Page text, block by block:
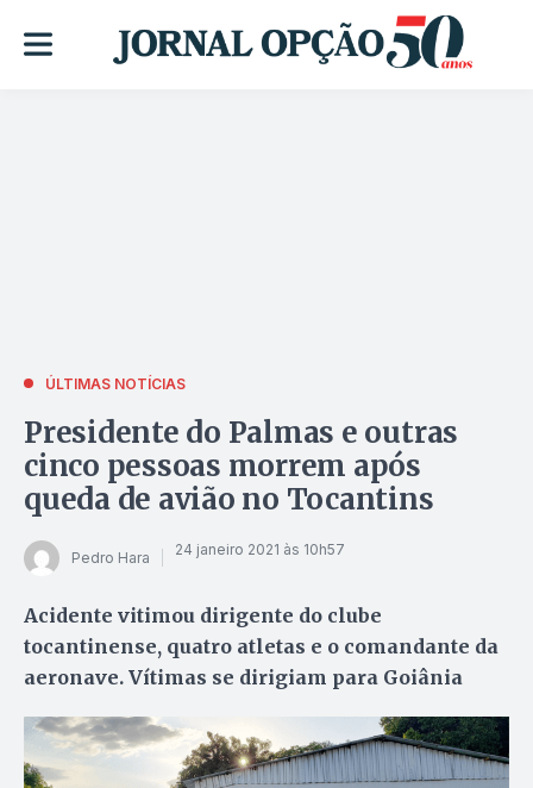
ÚLTIMAS NOTÍCIAS
Presidente do Palmas e outras
cinco pessoas morrem após
queda de avião no Tocantins
Pedro Hara 24 janeiro 2021 às 10h57
Acidente vitimou dirigente do clube
tocantinense, quatro atletas e o comandante da
aeronave. Vítimas se dirigiam para Goiânia